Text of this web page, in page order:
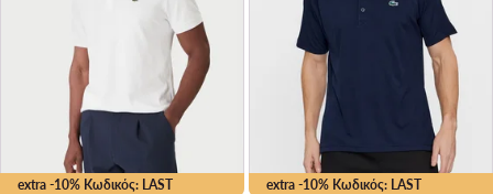
extra -10% Κωδικός: LAST extra -10% Κωδικός: LAST